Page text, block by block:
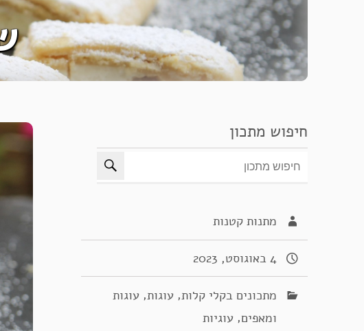
חיפוש מתכון
מתנות קטנות
4 באוגוסט, 2023
מתכונים בקלי קלות, עוגות, עוגות
ומאפים, עוגיות